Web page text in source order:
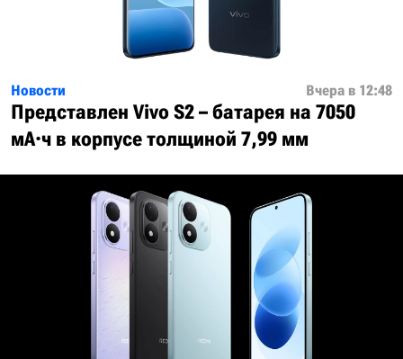
Новости Вчера в 12:48
Представлен Vivo S2 – батарея на 7050
мА·ч в корпусе толщиной 7,99 мм